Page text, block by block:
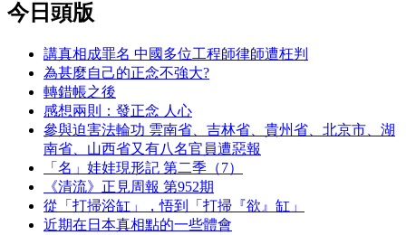
今日頭版
講真相成罪名 中國多位工程師律師遭枉判
為甚麼自己的正念不強大?
轉錯帳之後
感想兩則：發正念 人心
參與迫害法輪功 雲南省、吉林省、貴州省、北京市、湖
南省、山西省又有八名官員遭惡報
「名」娃娃現形記 第二季（7）
《清流》正見周報 第952期
從「打掃浴缸」，悟到「打掃『欲』缸」
近期在日本真相點的一些體會